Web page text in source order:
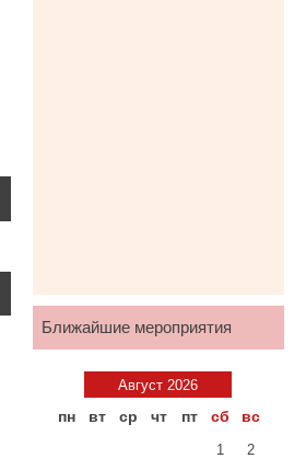
Ближайшие мероприятия
Август 2026
пн вт ср чт пт сб вс
1
2